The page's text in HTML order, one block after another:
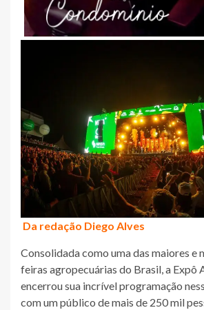
Da redação Diego Alves
Consolidada como uma das maiores e
feiras agropecuárias do Brasil, a Expô
encerrou sua incrível programação
com um público de mais de 250 mil